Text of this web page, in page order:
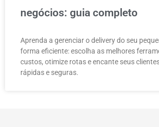
negócios: guia completo
Aprenda a gerenciar o delivery do seu
forma eficiente: escolha as melhores
custos, otimize rotas e encante seus
rápidas e seguras.